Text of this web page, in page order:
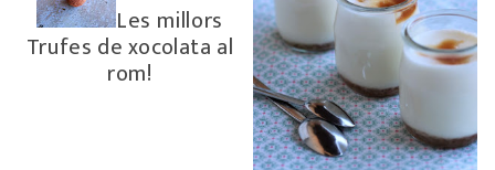
Les millors
Trufes de xocolata al
rom!